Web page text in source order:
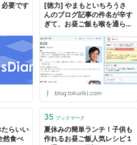
要です
[徳力] やまもといちろうさ
んのブログ記事の件名が辛す
ぎて、お昼ご飯も喉を通らな
blog.tokuriki.com
らいい
然食べ
35 ブックマーク
夏休みの簡単ランチ！子供も
作れるお昼ご飯人気レシピ１